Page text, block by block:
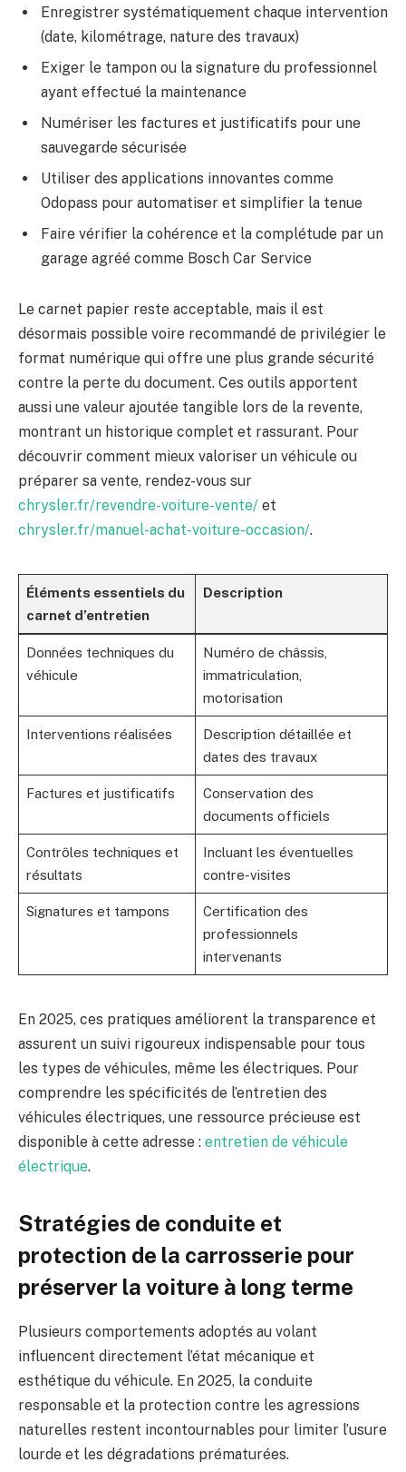
Enregistrer systématiquement chaque intervention
(date, kilométrage, nature des travaux)
Exiger le tampon ou la signature du professionnel
ayant effectué la maintenance
Numériser les factures et justificatifs pour une
sauvegarde sécurisée
Utiliser des applications innovantes comme
Odopass pour automatiser et simplifier la tenue
Faire vérifier la cohérence et la complétude par un
garage agréé comme Bosch Car Service
Le carnet papier reste acceptable, mais il est
désormais possible voire recommandé de privilégier le
format numérique qui offre une plus grande sécurité
contre la perte du document. Ces outils apportent
aussi une valeur ajoutée tangible lors de la revente,
montrant un historique complet et rassurant. Pour
découvrir comment mieux valoriser un véhicule ou
préparer sa vente, rendez-vous sur
chrysler.fr/revendre-voiture-vente/ et
chrysler.fr/manuel-achat-voiture-occasion/.
Éléments essentiels du
carnet d’entretien
Description
Données techniques du
véhicule
Numéro de châssis,
immatriculation,
motorisation
Interventions réalisées
Description détaillée et
dates des travaux
Factures et justificatifs
Conservation des
documents officiels
Contrôles techniques et
résultats
Incluant les éventuelles
contre-visites
Signatures et tampons
Certification des
professionnels
intervenants
En 2025, ces pratiques améliorent la transparence et
assurent un suivi rigoureux indispensable pour tous
les types de véhicules, même les électriques. Pour
comprendre les spécificités de l’entretien des
véhicules électriques, une ressource précieuse est
disponible à cette adresse : entretien de véhicule
électrique.
Stratégies de conduite et
protection de la carrosserie pour
préserver la voiture à long terme
Plusieurs comportements adoptés au volant
influencent directement l’état mécanique et
esthétique du véhicule. En 2025, la conduite
responsable et la protection contre les agressions
naturelles restent incontournables pour limiter l’usure
lourde et les dégradations prématurées.